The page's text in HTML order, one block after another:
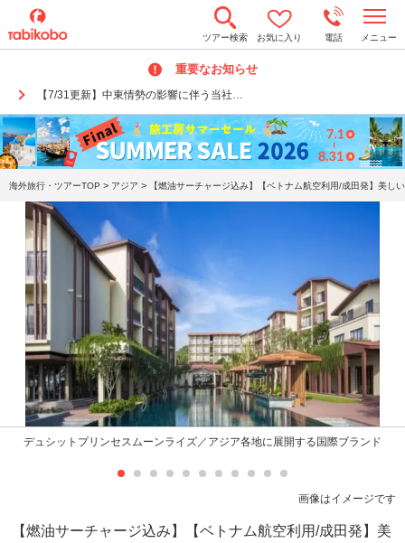
ツアー検索 お気に入り 電話 メニュー
重要なお知らせ
【7/31更新】中東情勢の影響に伴う当社…
o
n
a
v
i
g
a
i
海外旅行・ツアーTOP > アジア > 【燃油サーチャージ込み】【ベトナム航空利用/成田発】美
デュシットプリンセスムーンライズ／アジア各地に展開する国際ブランド
画像はイメージです
【燃油サーチャージ込み】【ベトナム航空利用/成田発】美